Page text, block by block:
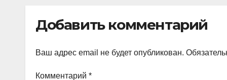
Добавить комментарий
Ваш адрес email не будет опубликован.
Комментарий *